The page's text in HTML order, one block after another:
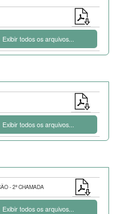
Exibir todos os arquivos...
Exibir todos os arquivos...
- 2ª CHAMADA
Exibir todos os arquivos...